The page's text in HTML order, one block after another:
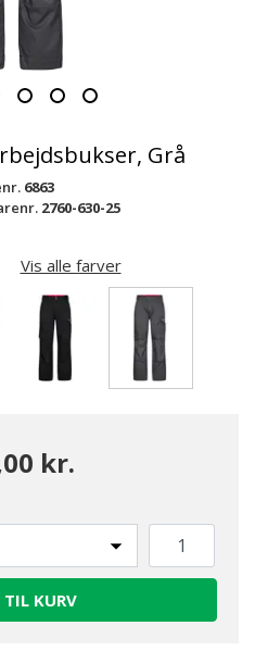
Grå
6863
2760-630-25
Vis alle farver
kr.
KURV